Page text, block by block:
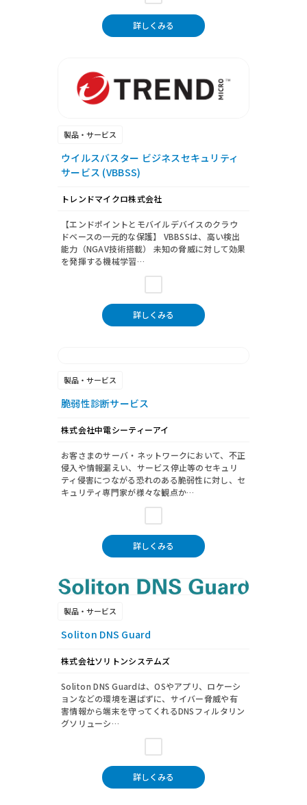
詳しくみる
製品・サービス
ウイルスバスター ビジネスセキュリティ
サービス (VBBSS)
トレンドマイクロ株式会社
【エンドポイントとモバイルデバイスのクラウ
ドベースの一元的な保護】 VBBSSは、高い検出
能力（NGAV技術搭載） 未知の脅威に対して効果
を発揮する機械学習…
詳しくみる
製品・サービス
脆弱性診断サービス
株式会社中電シーティーアイ
お客さまのサーバ・ネットワークにおいて、不正
侵入や情報漏えい、サービス停止等のセキュリ
ティ侵害につながる恐れのある脆弱性に対し、セ
キュリティ専門家が様々な観点か…
詳しくみる
製品・サービス
Soliton DNS Guard
株式会社ソリトンシステムズ
Soliton DNS Guardは、OSやアプリ、ロケーシ
ョンなどの環境を選ばずに、サイバー脅威や有
害情報から端末を守ってくれるDNSフィルタリン
グソリューシ…
詳しくみる